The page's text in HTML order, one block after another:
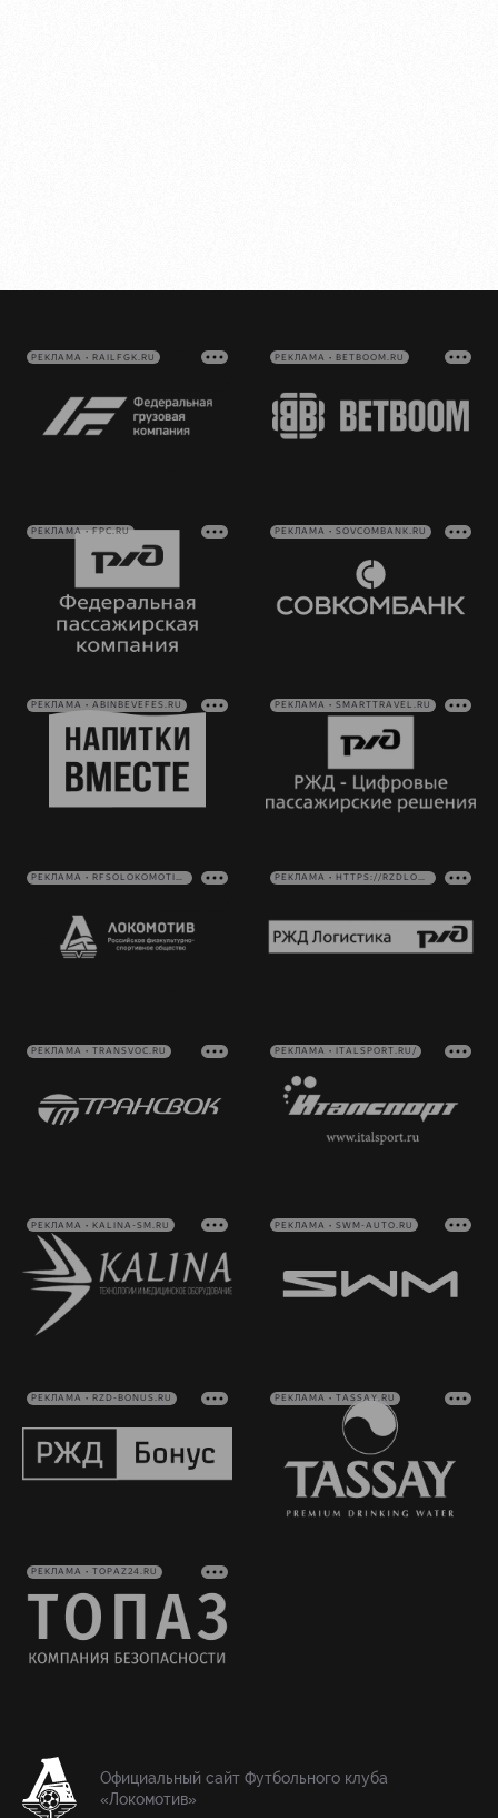
РЕКЛАМА • RAILFGK.RU РЕКЛАМА • BETBOOM.RU
РЕКЛАМА • FPC.RU РЕКЛАМА • SOVCOMBANK.RU
РЕКЛАМА • ABINBEVEFES.RU РЕКЛАМА • SMARTTRAVEL.RU
РЕКЛАМА • RFSOLOKOMOTIV.RU РЕКЛАМА • HTTPS://RZDLOG.RU/
РЕКЛАМА • TRANSVOC.RU РЕКЛАМА • ITALSPORT.RU/
РЕКЛАМА • KALINA-SM.RU РЕКЛАМА • SWM-AUTO.RU
РЕКЛАМА • RZD-BONUS.RU РЕКЛАМА • TASSAY.RU
РЕКЛАМА • TOPAZ24.RU
Официальный сайт Футбольного клуба
«Локомотив»